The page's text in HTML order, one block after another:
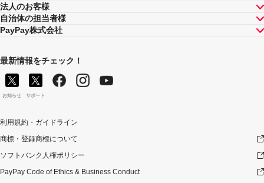
法人のお客様
自治体の担当者様
PayPay株式会社
最新情報をチェック！
お知らせ サポート
利用規約・ガイドライン
商標・登録商標について
ソフトバンク人権ポリシー
PayPay Code of Ethics & Business Conduct